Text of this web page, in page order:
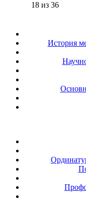
18 из 36
История